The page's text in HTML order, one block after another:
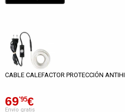
CABLE CALEFACTOR PROTECCIÓN
69'95€
Envío gratis